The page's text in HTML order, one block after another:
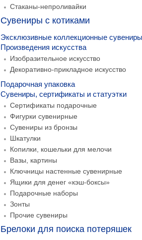
Стаканы-непроливайки
Сувениры с котиками
Эксклюзивные коллекционные сувениры
Произведения искусства
Изобразительное искусство
Декоративно-прикладное искусство
Подарочная упаковка
Сувениры, сертификаты и статуэтки
Сертификаты подарочные
Фигурки сувенирные
Сувениры из бронзы
Шкатулки
Копилки, кошельки для мелочи
Вазы, картины
Ключницы настенные сувенирные
Ящики для денег «кэш-боксы»
Подарочные наборы
Зонты
Прочие сувениры
Брелоки для поиска потеряшек